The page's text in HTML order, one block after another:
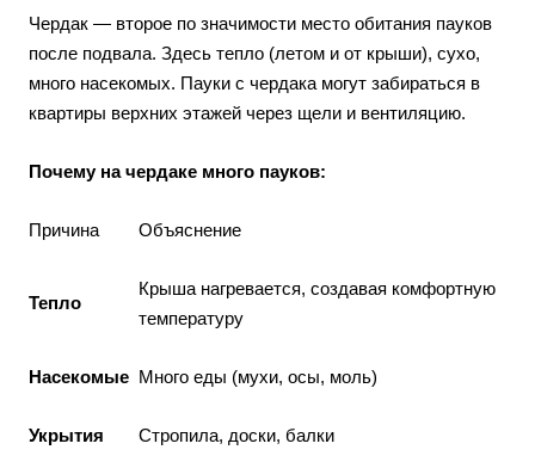
Чердак — второе по значимости место обитания пауков
после подвала. Здесь тепло (летом и от крыши), сухо,
много насекомых. Пауки с чердака могут забираться в
квартиры верхних этажей через щели и вентиляцию.
Почему на чердаке много пауков:
Причина Объяснение
Тепло
Крыша нагревается, создавая комфортную
температуру
Насекомые Много еды (мухи, осы, моль)
Укрытия Стропила, доски, балки